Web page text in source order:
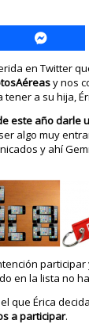
en Twitter
y nos
a su hija,
este año darle
algo muy
y ahí
en la lista no
que Érica decida
a participar.